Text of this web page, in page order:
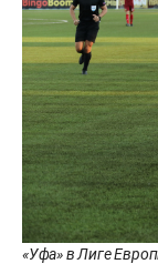
«Уфа» в Лиге